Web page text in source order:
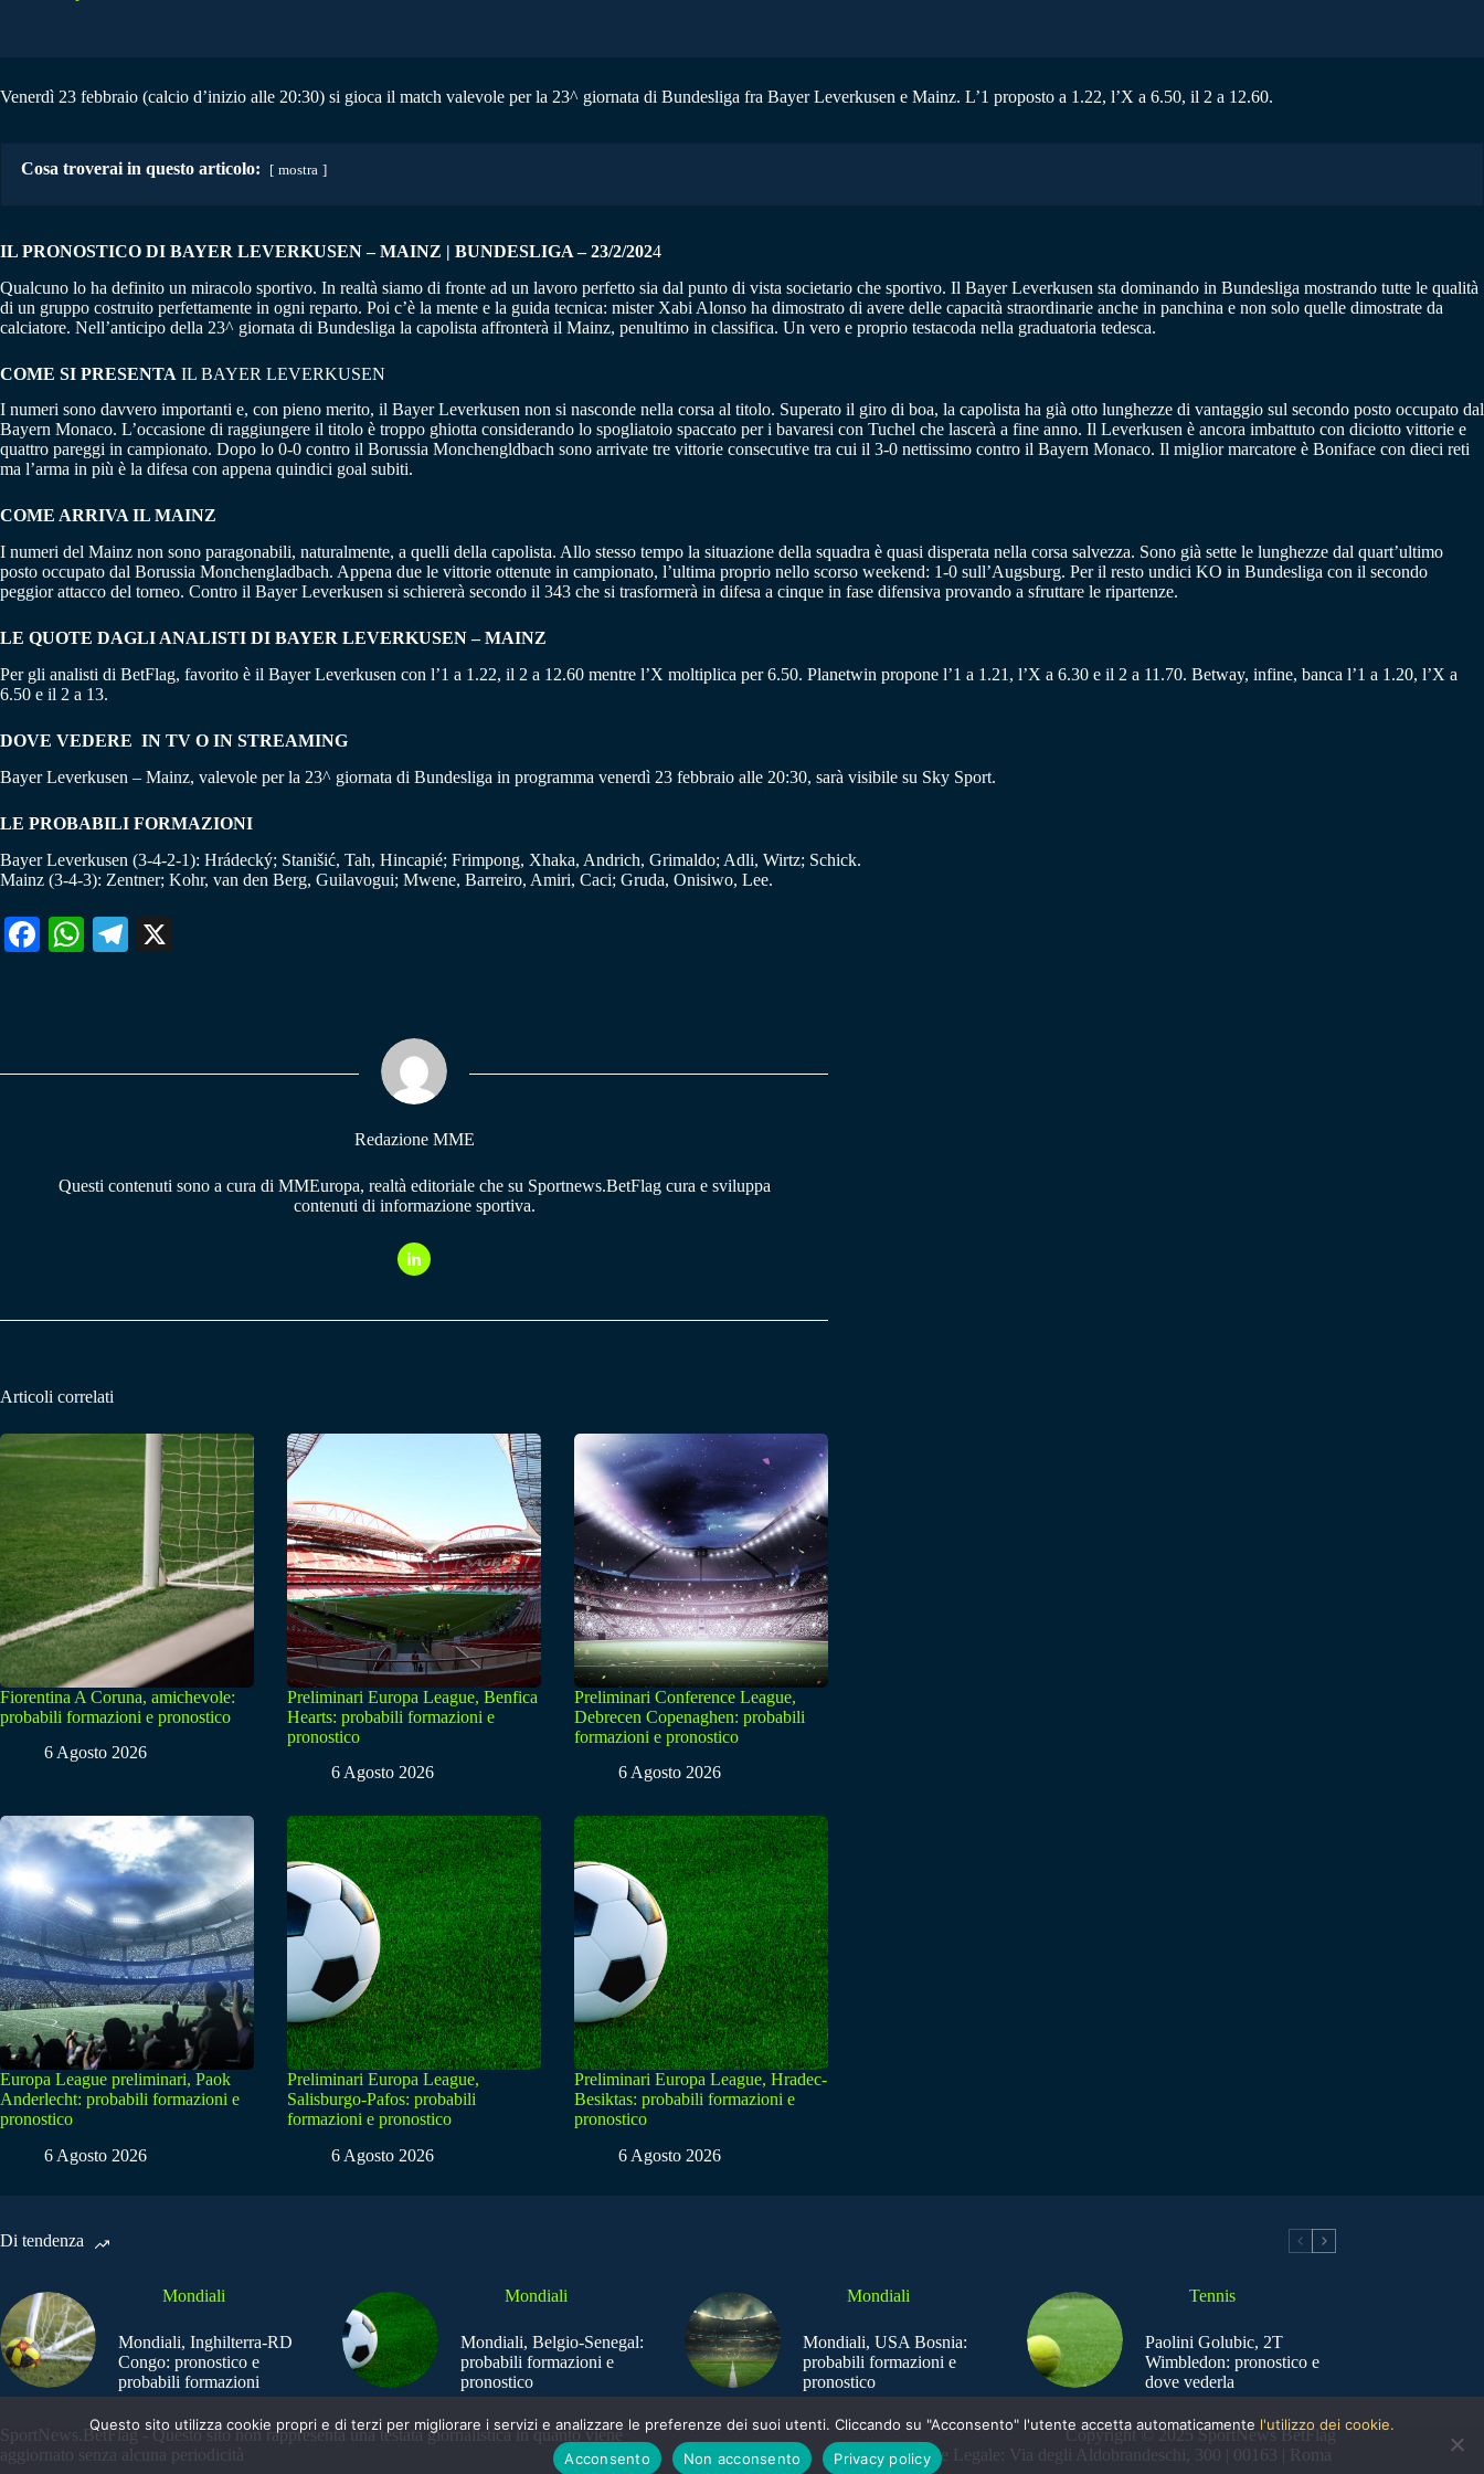
Venerdì 23 febbraio (calcio d’inizio alle 20:30) si gioca il match valevole per la 23^ giornata di Bundesliga fra Bayer Leverkusen e Mainz. L’1 proposto a 1.22, l’X a 6.50, il 2 a 12.60.
Cosa troverai in questo articolo: mostra
IL PRONOSTICO DI BAYER LEVERKUSEN – MAINZ | BUNDESLIGA – 23/2/2024
Qualcuno lo ha definito un miracolo sportivo. In realtà siamo di fronte ad un lavoro perfetto sia dal punto di vista societario che sportivo. Il Bayer Leverkusen sta dominando in Bundesliga mostrando tutte le qualità
di un gruppo costruito perfettamente in ogni reparto. Poi c’è la mente e la guida tecnica: mister Xabi Alonso ha dimostrato di avere delle capacità straordinarie anche in panchina e non solo quelle dimostrate da
calciatore. Nell’anticipo della 23^ giornata di Bundesliga la capolista affronterà il Mainz, penultimo in classifica. Un vero e proprio testacoda nella graduatoria tedesca.
COME SI PRESENTA IL BAYER LEVERKUSEN
I numeri sono davvero importanti e, con pieno merito, il Bayer Leverkusen non si nasconde nella corsa al titolo. Superato il giro di boa, la capolista ha già otto lunghezze di vantaggio sul secondo posto occupato dal
Bayern Monaco. L’occasione di raggiungere il titolo è troppo ghiotta considerando lo spogliatoio spaccato per i bavaresi con Tuchel che lascerà a fine anno. Il Leverkusen è ancora imbattuto con diciotto vittorie e
quattro pareggi in campionato. Dopo lo 0-0 contro il Borussia Monchengldbach sono arrivate tre vittorie consecutive tra cui il 3-0 nettissimo contro il Bayern Monaco. Il miglior marcatore è Boniface con dieci reti
ma l’arma in più è la difesa con appena quindici goal subiti.
COME ARRIVA IL MAINZ
I numeri del Mainz non sono paragonabili, naturalmente, a quelli della capolista. Allo stesso tempo la situazione della squadra è quasi disperata nella corsa salvezza. Sono già sette le lunghezze dal quart’ultimo
posto occupato dal Borussia Monchengladbach. Appena due le vittorie ottenute in campionato, l’ultima proprio nello scorso weekend: 1-0 sull’Augsburg. Per il resto undici KO in Bundesliga con il secondo
peggior attacco del torneo. Contro il Bayer Leverkusen si schiererà secondo il 343 che si trasformerà in difesa a cinque in fase difensiva provando a sfruttare le ripartenze.
LE QUOTE DAGLI ANALISTI DI BAYER LEVERKUSEN – MAINZ
Per gli analisti di BetFlag, favorito è il Bayer Leverkusen con l’1 a 1.22, il 2 a 12.60 mentre l’X moltiplica per 6.50. Planetwin propone l’1 a 1.21, l’X a 6.30 e il 2 a 11.70. Betway, infine, banca l’1 a 1.20, l’X a
6.50 e il 2 a 13.
DOVE VEDERE IN TV O IN STREAMING
Bayer Leverkusen – Mainz, valevole per la 23^ giornata di Bundesliga in programma venerdì 23 febbraio alle 20:30, sarà visibile su Sky Sport.
LE PROBABILI FORMAZIONI
Bayer Leverkusen (3-4-2-1): Hrádecký; Stanišić, Tah, Hincapié; Frimpong, Xhaka, Andrich, Grimaldo; Adli, Wirtz; Schick.
Mainz (3-4-3): Zentner; Kohr, van den Berg, Guilavogui; Mwene, Barreiro, Amiri, Caci; Gruda, Onisiwo, Lee.
Fa W
pp
Te
m
Redazione MME
Questi contenuti sono a cura di MMEuropa, realtà editoriale che su Sportnews.BetFlag cura e sviluppa
contenuti di informazione sportiva.
Articoli correlati
Fiorentina A Coruna, amichevole:
probabili formazioni e pronostico
6 Agosto 2026
Preliminari Europa League, Benfica
Hearts: probabili formazioni e
pronostico
6 Agosto 2026
Preliminari Conference League,
Debrecen Copenaghen: probabili
formazioni e pronostico
6 Agosto 2026
Europa League preliminari, Paok
Anderlecht: probabili formazioni e
pronostico
6 Agosto 2026
Preliminari Europa League,
Salisburgo-Pafos: probabili
formazioni e pronostico
6 Agosto 2026
Preliminari Europa League, Hradec-
Besiktas: probabili formazioni e
pronostico
6 Agosto 2026
Di tendenza
Mondiali
Mondiali, Inghilterra-RD
Congo: pronostico e
probabili formazioni
Mondiali
Mondiali, Belgio-Senegal:
probabili formazioni e
pronostico
Mondiali
Mondiali, USA Bosnia:
probabili formazioni e
pronostico
Tennis
Paolini Golubic, 2T
Wimbledon: pronostico e
dove vederla
SportNews.BetFlag - Questo sito non rappresenta una testata giornalistica in quanto viene
aggiornato senza alcuna periodicità
Copyright © 2025 SportNews BetFlag
Sede Legale: Via degli Aldobrandeschi, 300 | 00163 | Roma
Questo sito utilizza cookie propri e di terzi per migliorare i servizi e analizzare le preferenze dei suoi utenti. Cliccando su "Acconsento" l'utente accetta automaticamente l'utilizzo dei cookie.
Acconsento
Non acconsento Privacy policy